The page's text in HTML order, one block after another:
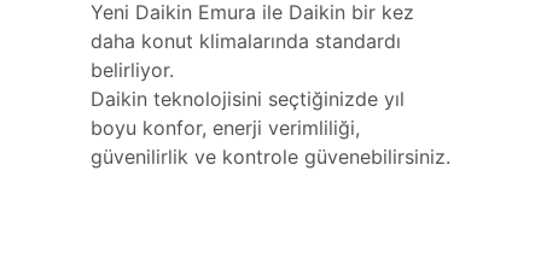
Yeni Daikin Emura ile Daikin bir kez
daha konut klimalarında standardı
belirliyor.
Daikin teknolojisini seçtiğinizde yıl
boyu konfor, enerji verimliliği,
güvenilirlik ve kontrole güvenebilirsiniz.